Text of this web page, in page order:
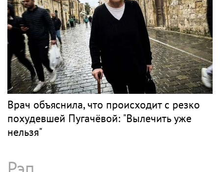
с Агузаровой, опроверг роман с певицей
Поп
БУЗОВА Рок